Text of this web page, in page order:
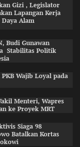
Gizi , Legislator
Lapangan Kerja
Alam
Budi Gunawan
Stabilitas Politik
Wajib Loyal pada
Menteri, Wapres
ke Proyek MRT
Siaga 98
Batalkan Kortas